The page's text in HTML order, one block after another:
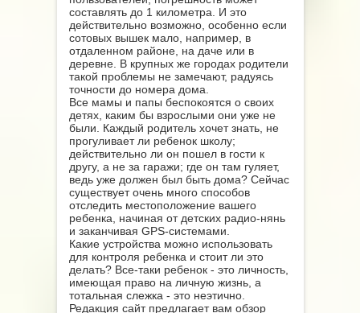
составлять до 1 километра. И это
действительно возможно, особенно если
сотовых вышек мало, например, в
отдаленном районе, на даче или в
деревне. В крупных же городах родители
такой проблемы не замечают, радуясь
точности до номера дома.
Все мамы и папы беспокоятся о своих
детях, каким бы взрослыми они уже не
были. Каждый родитель хочет знать, не
прогуливает ли ребенок школу;
действительно ли он пошел в гости к
другу, а не за гаражи; где он там гуляет,
ведь уже должен был быть дома? Сейчас
существует очень много способов
отследить местоположение вашего
ребенка, начиная от детских радио-нянь
и заканчивая GPS-системами.
Какие устройства можно использовать
для контроля ребенка и стоит ли это
делать? Все-таки ребенок - это личность,
имеющая право на личную жизнь, а
тотальная слежка - это неэтично.
Редакция сайт предлагает вам обзор